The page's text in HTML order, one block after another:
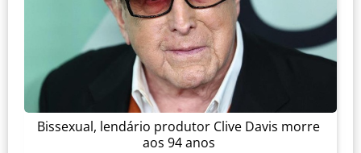
Bissexual, lendário produtor Clive Davis morre
aos 94 anos